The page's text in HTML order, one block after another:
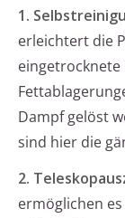
1.
erleichtert die
Dampf gelöst
sind hier die
2.
ermöglichen